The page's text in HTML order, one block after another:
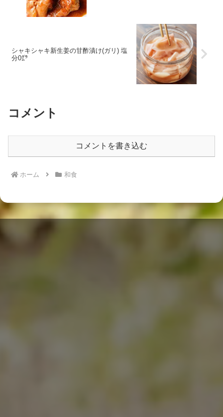
シャキシャキ新生姜の甘酢漬け(ガリ) 塩
分0㌘
コメント
コメントを書き込む
ホーム 和食